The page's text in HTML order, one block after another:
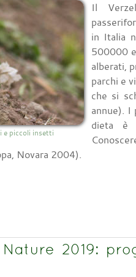
e piccoli insetti
Il
in Italia
500000
alberati,
parchi e
che si
annue). I
dieta è
Novara 2004).
2019: